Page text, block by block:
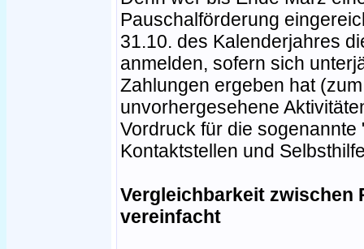
Pauschalförderung
31.10. des Kalenderjahres
anmelden, sofern sich
Zahlungen ergeben hat
unvorhergesehene
Vordruck für die
Kontaktstellen und
Vergleichbarkeit zwischen
vereinfacht